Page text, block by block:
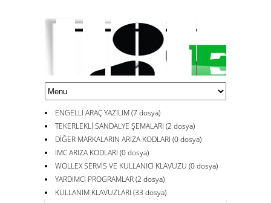
ENGELLİ ARAÇ YAZILIM (7 dosya)
TEKERLEKLİ SANDALYE ŞEMALARI (2 dosya)
DİĞER MARKALARIN ARIZA KODLARI (0 dosya)
İMC ARIZA KODLARI (0 dosya)
WOLLEX SERVİS VE KULLANICI KLAVUZU (0 dosya)
YARDIMCI PROGRAMLAR (2 dosya)
KULLANIM KLAVUZLARI (33 dosya)